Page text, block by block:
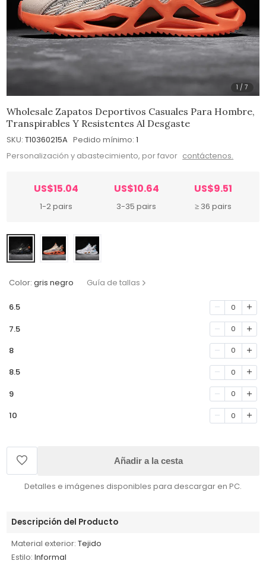
1 /7
Wholesale Zapatos Deportivos Casuales Para Hombre,
Transpirables Y Resistentes Al Desgaste
SKU: T10360215A Pedido mínimo: 1
Personalización y abastecimiento, por favor contáctenos.
US$15.04
1-2 pairs
US$10.64
3-35 pairs
US$9.51
≥ 36 pairs
Color: gris negro Guía de tallas
6.5 0
7.5 0
8 0
8.5 0
9 0
10 0
Añadir a la cesta
Detalles e imágenes disponibles para descargar en PC.
Descripción del Producto
Material exterior: Tejido
Estilo: Informal